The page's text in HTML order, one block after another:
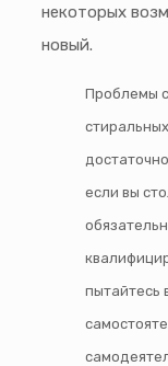
некоторых
новый.
Проблемы
если вы
пытайтесь